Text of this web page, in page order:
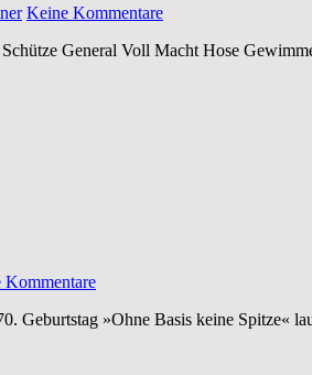
Keine Kommentare
General Voll Macht Hose
Kommentare
Geburtstag »Ohne Basis keine Spitze«